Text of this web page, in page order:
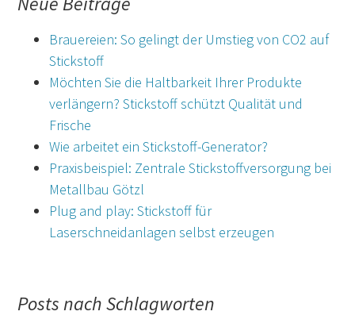
Brauereien: So gelingt der Umstieg von CO2 auf
Stickstoff
Möchten Sie die Haltbarkeit Ihrer Produkte
verlängern? Stickstoff schützt Qualität und
Frische
Wie arbeitet ein Stickstoff-Generator?
Praxisbeispiel: Zentrale Stickstoffversorgung bei
Metallbau Götzl
Plug and play: Stickstoff für
Laserschneidanlagen selbst erzeugen
Posts nach Schlagworten